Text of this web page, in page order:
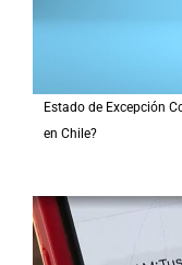
Estado de Excepción
en Chile?